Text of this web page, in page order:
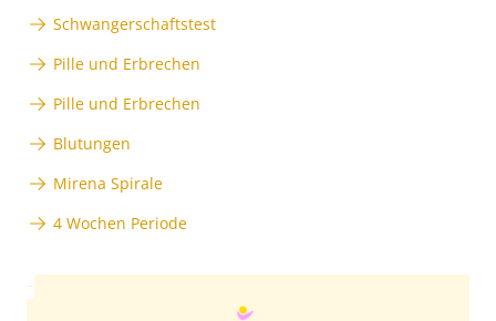
Schwangerschaftstest
Pille und Erbrechen
Pille und Erbrechen
Blutungen
Mirena Spirale
4 Wochen Periode